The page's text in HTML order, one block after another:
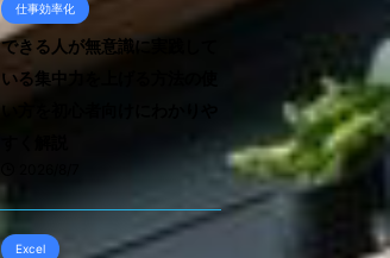
仕事効率化
できる人が無意識に実践して
いる集中力を上げる方法の使
い方を初心者向けにわかりや
Excel